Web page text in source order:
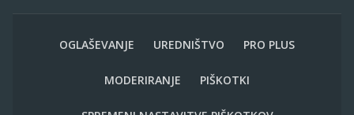
OGLAŠEVANJE UREDNIŠTVO PRO PLUS
MODERIRANJE PIŠKOTKI